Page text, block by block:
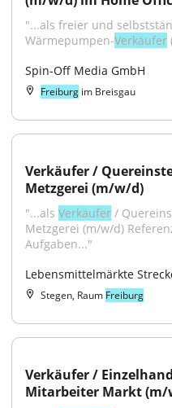
"...als freier und
Wärmepumpen-Verkäufer
Spin-Off Media GmbH
Freiburg im Breisgau
Verkäufer /
Metzgerei (m/w/d)
"...als Verkäufer /
Metzgerei (m/w/d)
Aufgaben..."
Lebensmittelmärkte
Stegen, Raum Freiburg
Verkäufer /
Mitarbeiter Markt (m/